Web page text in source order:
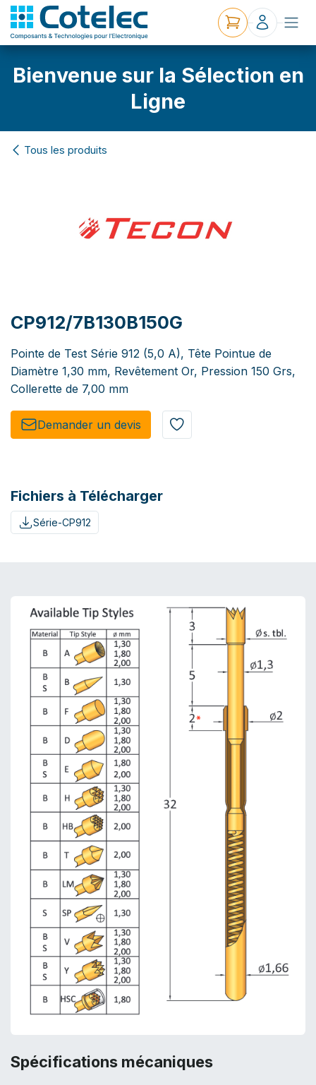
Bienvenue sur la Sélection en
Ligne
Tous les produits
CP912/7B130B150G
Pointe de Test Série 912 (5,0 A), Tête Pointue de
Diamètre 1,30 mm, Revêtement Or, Pression 150 Grs,
Collerette de 7,00 mm
Demander un de​​vis​​
Fichiers à Télécharger
Série-CP912
Spécifications mécaniques